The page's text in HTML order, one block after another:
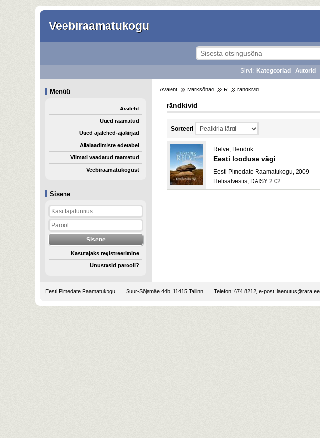
Veebiraamatukogu
Sisene
Kasutajaks registreerimine
Unustasid parooli?
Sirvi: Kategooriad Autorid
Menüü
Avaleht
Uued raamatud
Uued ajalehed-ajakirjad
Allalaadimiste edetabel
Viimati vaadatud raamatud
Veebiraamatukogust
Avaleht Märksõnad R rändkivid
rändkivid
Sorteeri
Relve, Hendrik
Eesti looduse vägi
Eesti Pimedate Raamatukogu, 2009
Helisalvestis, DAISY 2.02
Eesti Pimedate Raamatukogu Suur-Sõjamäe 44b, 11415 Tallinn Telefon: 674 8212, e-post: laenutus@rara.ee